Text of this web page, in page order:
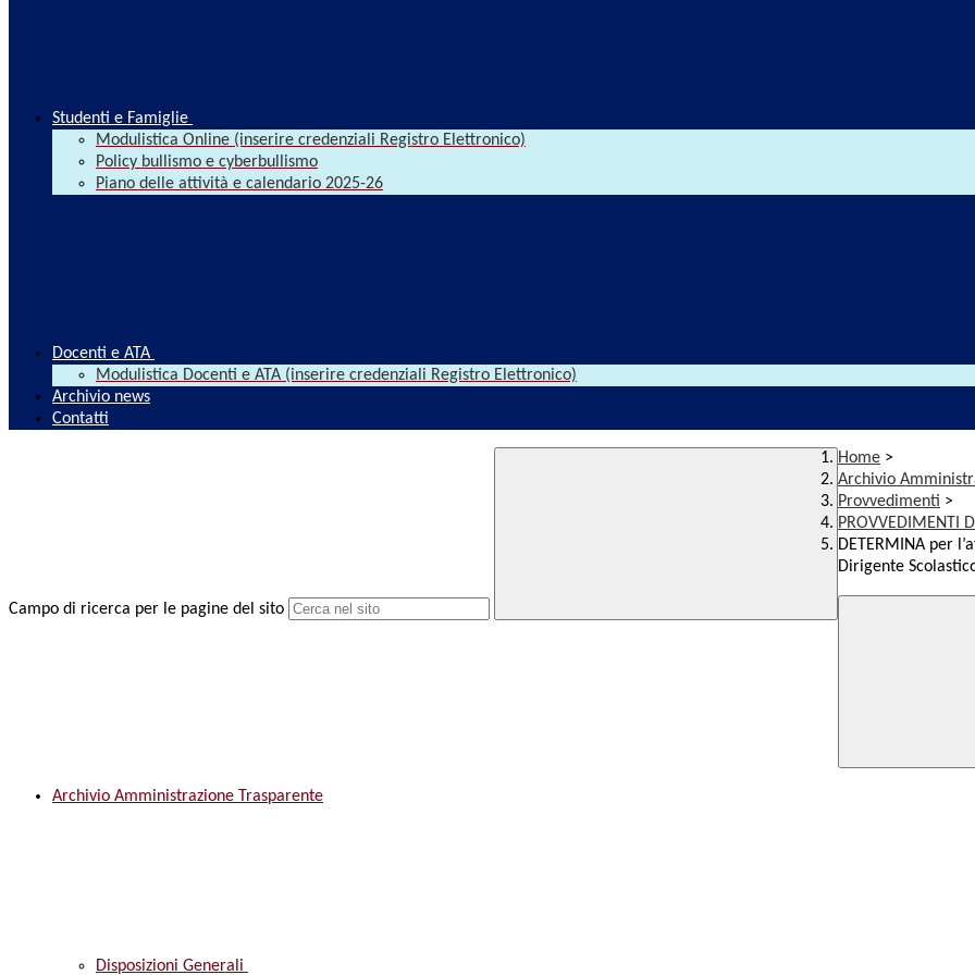
Studenti e Famiglie
Modulistica Online (inserire credenziali Registro Elettronico)
Policy bullismo e cyberbullismo
Piano delle attività e calendario 2025-26
Docenti e ATA
Modulistica Docenti e ATA (inserire credenziali Registro Elettronico)
Archivio news
Contatti
Campo di ricerca per le pagine del sito
Home >
Archivio
Provvedimenti >
PROVVEDIMENTI
DETERMINA per
Dirigente
Archivio Amministrazione Trasparente
Disposizioni Generali